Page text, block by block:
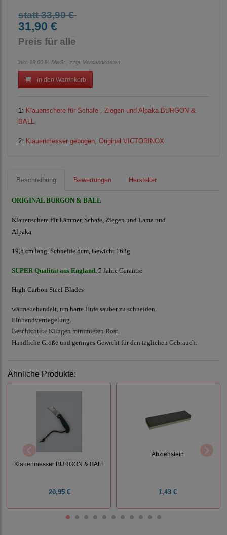
statt 33,90 €
31,90 €
Preis für alle
inkl. 19,00 % MwSt., zzgl. Versandkosten
in den Warenkorb
1: Klauenschere für Schafe , Ziegen und Alpaka BURGON &
BALL
2: Klauenmesser gebogen, Original VICTORINOX
Beschreibung Bewertungen Hersteller
ORIGINAL BURGON & BALL
Klauenschere für Lämmer, Schafe, Ziegen und Lama und
Alpaka
19,5 cm lang, Schneide 5cm, Gewicht 163g
SUPER Qualität aus England. 5 Jahre Garantie
High-Carbon Steel-Blades
wärmebehandelt, um harte Hufe sauber zu schneiden.
Einhandverriegelung.
Beschichtete Klingen minimieren Rost.
Handliche Größe und geringes Gewicht für den täglichen Gebrauch.
Ähnliche Produkte:
Klauenmesser BURGON & BALL
20,95 €
Abziehstein
1,43 €